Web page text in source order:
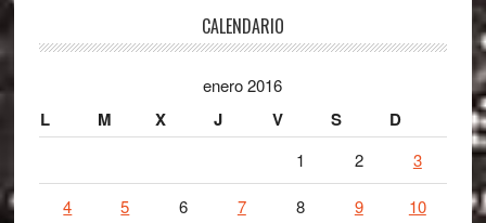
CALENDARIO
enero 2016
L M X J V S D
1 2 3
4 5 6 7 8 9 10